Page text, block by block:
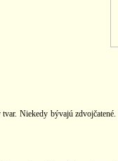
Niekedy bývajú